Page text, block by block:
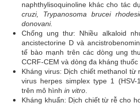
naphthylisoquinoline khác cho tác
cruzi, Trypanosoma brucei
donovani.
Chống ung thư: Nhiều alkaloid
ancistectorine D và
tế bào mạnh trên các dòng ung
CCRF-CEM và dòng đa kháng thuốc
Kháng virus: Dịch chiết methanol từ
virus herpes simplex type 1
trên mô hình in vitro.
Kháng khuẩn: Dịch chiết từ rễ cho